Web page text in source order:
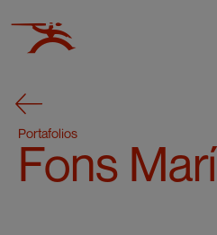
Portafolios
Fons Marí